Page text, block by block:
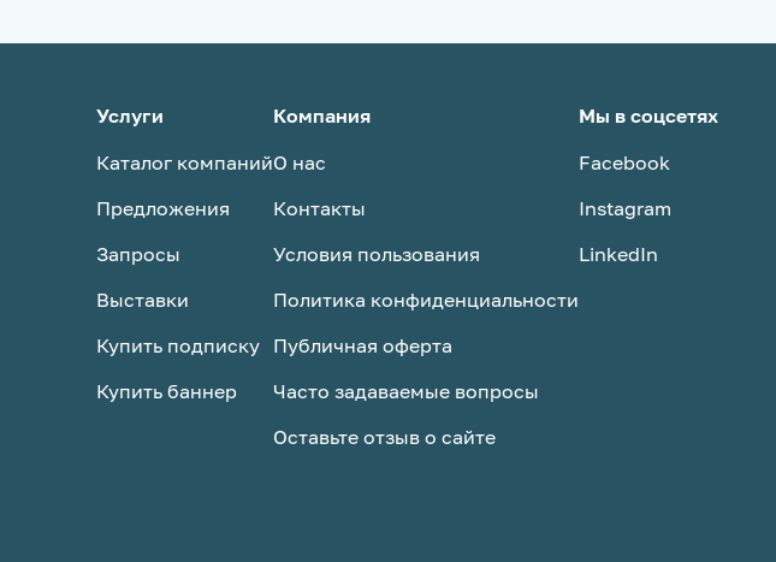
Услуги
Каталог компаний
Предложения
Запросы
Выставки
Купить подписку
Купить баннер
Компания
О нас
Контакты
Условия пользования
Политика конфиденциальности
Публичная оферта
Часто задаваемые вопросы
Оставьте отзыв о сайте
Мы в соцсетях
Facebook
Instagram
LinkedIn